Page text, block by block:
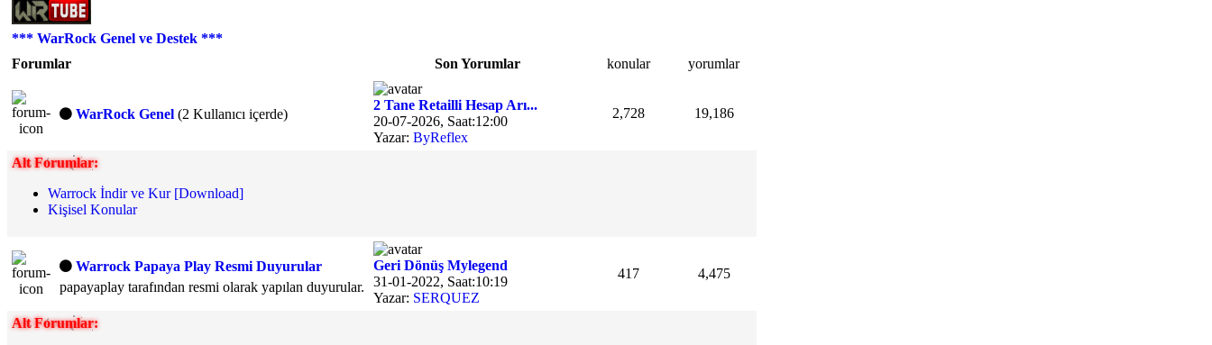
*** WarRock Genel ve Destek ***
Forumlar
Son Yorumlar konular yorumlar
WarRock Genel (2 Kullanıcı içerde)
2 Tane Retailli Hesap Arı...
20-07-2026, Saat:12:00
Yazar: ByReflex
2,728 19,186
Alt Forumlar:
Warrock İndir ve Kur [Download]
Kişisel Konular
Warrock Papaya Play Resmi Duyurular
papayaplay tarafından resmi olarak yapılan duyurular.
Geri Dönüş Mylegend
31-01-2022, Saat:10:19
Yazar: SERQUEZ
417 4,475
Alt Forumlar: